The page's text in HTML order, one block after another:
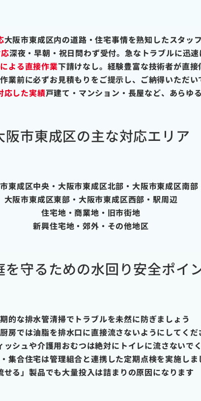
大阪市東成区内の道路・住宅事情を熟知したスタッ
深夜・早朝・祝日問わず受付。急なトラブルに迅
よる直接作業下請けなし。経験豊富な技術者が直接
作業前に必ずお見積もりをご提示し、ご納得いただ
応した実績戸建て・マンション・長屋など、あらゆ
阪市東成区の主な対応エリア
東成区中央・大阪市東成区北部・大阪市東成区南部
大阪市東成区東部・大阪市東成区西部・駅周辺
住宅地・商業地・旧市街地
新興住宅地・郊外・その他地区
を守るための水回り安全ポイ
的な排水管清掃でトラブルを未然に防ぎましょう
房では油脂を排水口に直接流さないようにしてくだ
ッシュや介護用おむつは絶対にトイレに流さないで
集合住宅は管理組合と連携した定期点検を実施しま
せる」製品でも大量投入は詰まりの原因になります